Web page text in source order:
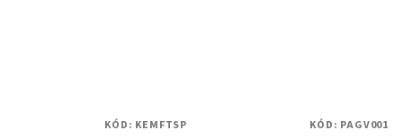
KÓD: KEMFTSP KÓD: PAGV001